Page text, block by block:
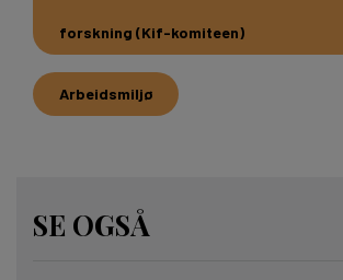
forskning (Kif-komiteen)
Arbeidsmiljø
SE OGSÅ